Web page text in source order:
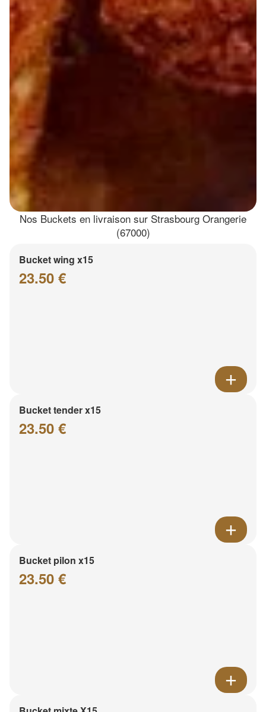
Nos Buckets en livraison sur Strasbourg Orangerie
(67000)
Bucket wing x15
23.50 €
Bucket tender x15
23.50 €
Bucket pilon x15
23.50 €